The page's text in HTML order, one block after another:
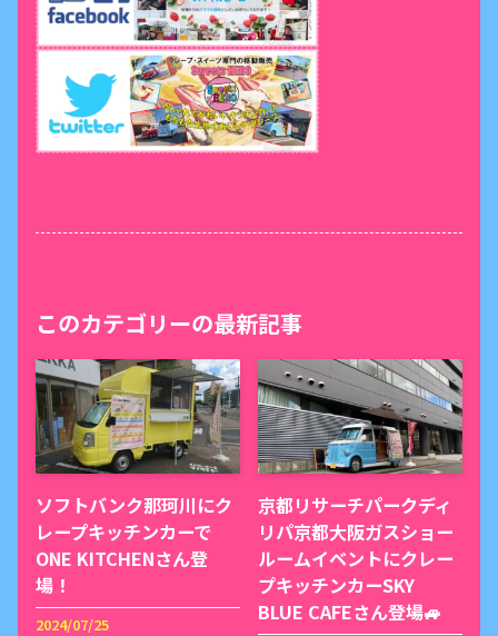
このカテゴリーの最新記事
ソフトバンク那珂川にク
レープキッチンカーで
ONE KITCHENさん登
場！
2024/07/25
京都リサーチパークディ
リパ京都大阪ガスショー
ルームイベントにクレー
プキッチンカーSKY
BLUE CAFEさん登場🚙